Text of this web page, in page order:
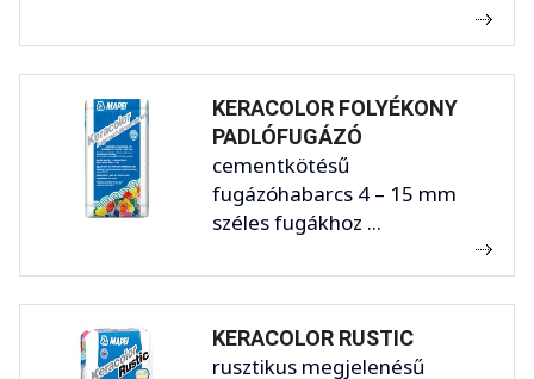
KERACOLOR FOLYÉKONY
PADLÓFUGÁZÓ
cementkötésű
fugázóhabarcs 4 – 15 mm
széles fugákhoz ...
KERACOLOR RUSTIC
rusztikus megjelenésű